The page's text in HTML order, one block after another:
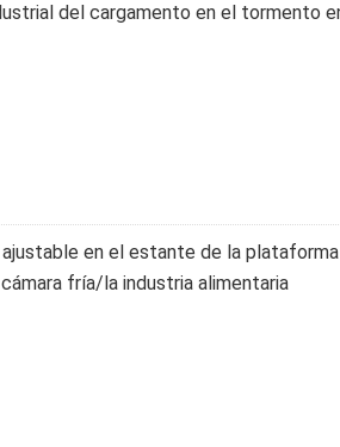
del cargamento en el tormento
en el estante de la plataforma
fría/la industria alimentaria